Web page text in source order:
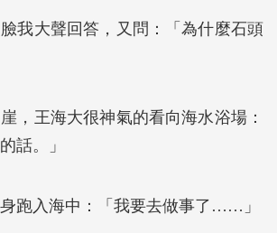
臉我大聲回答，又問：「為什麼石頭
，王海大很神氣的看向海水浴場：
話。」
跑入海中：「我要去做事了……」